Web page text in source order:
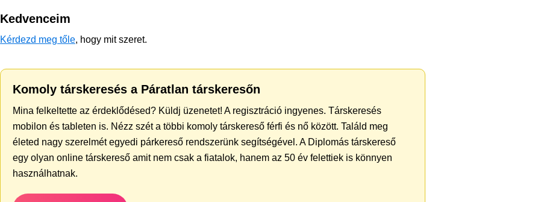
Kedvenceim
Kérdezd meg tőle, hogy mit szeret.
Komoly társkeresés a Páratlan társkeresőn
Mina felkeltette az érdeklődésed? Küldj üzenetet! A regisztráció ingyenes. Társkeresés
mobilon és tableten is. Nézz szét a többi komoly társkereső férfi és nő között. Találd meg
életed nagy szerelmét egyedi párkereső rendszerünk segítségével. A Diplomás társkereső
egy olyan online társkereső amit nem csak a fiatalok, hanem az 50 év felettiek is könnyen
használhatnak.